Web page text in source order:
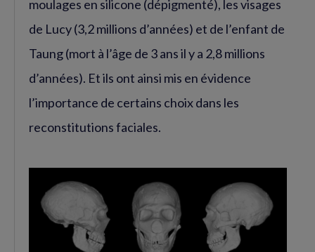
moulages en silicone (dépigmenté), les visages
de Lucy (3,2 millions d’années) et de l’enfant de
Taung (mort à l’âge de 3 ans il y a 2,8 millions
d’années). Et ils ont ainsi mis en évidence
l’importance de certains choix dans les
reconstitutions faciales.